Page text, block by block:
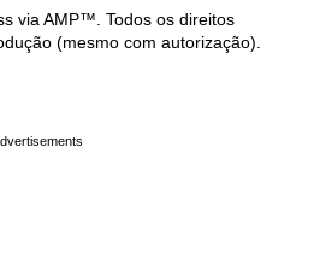
via AMP™. Todos os direitos
(mesmo com autorização).